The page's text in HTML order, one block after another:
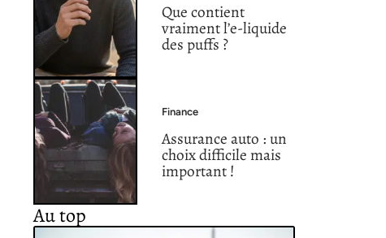
Que contient
vraiment l’e-liquide
des puffs ?
Finance
Assurance auto : un
choix difficile mais
important !
Au top